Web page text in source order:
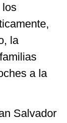
los
la
a la
Salvador